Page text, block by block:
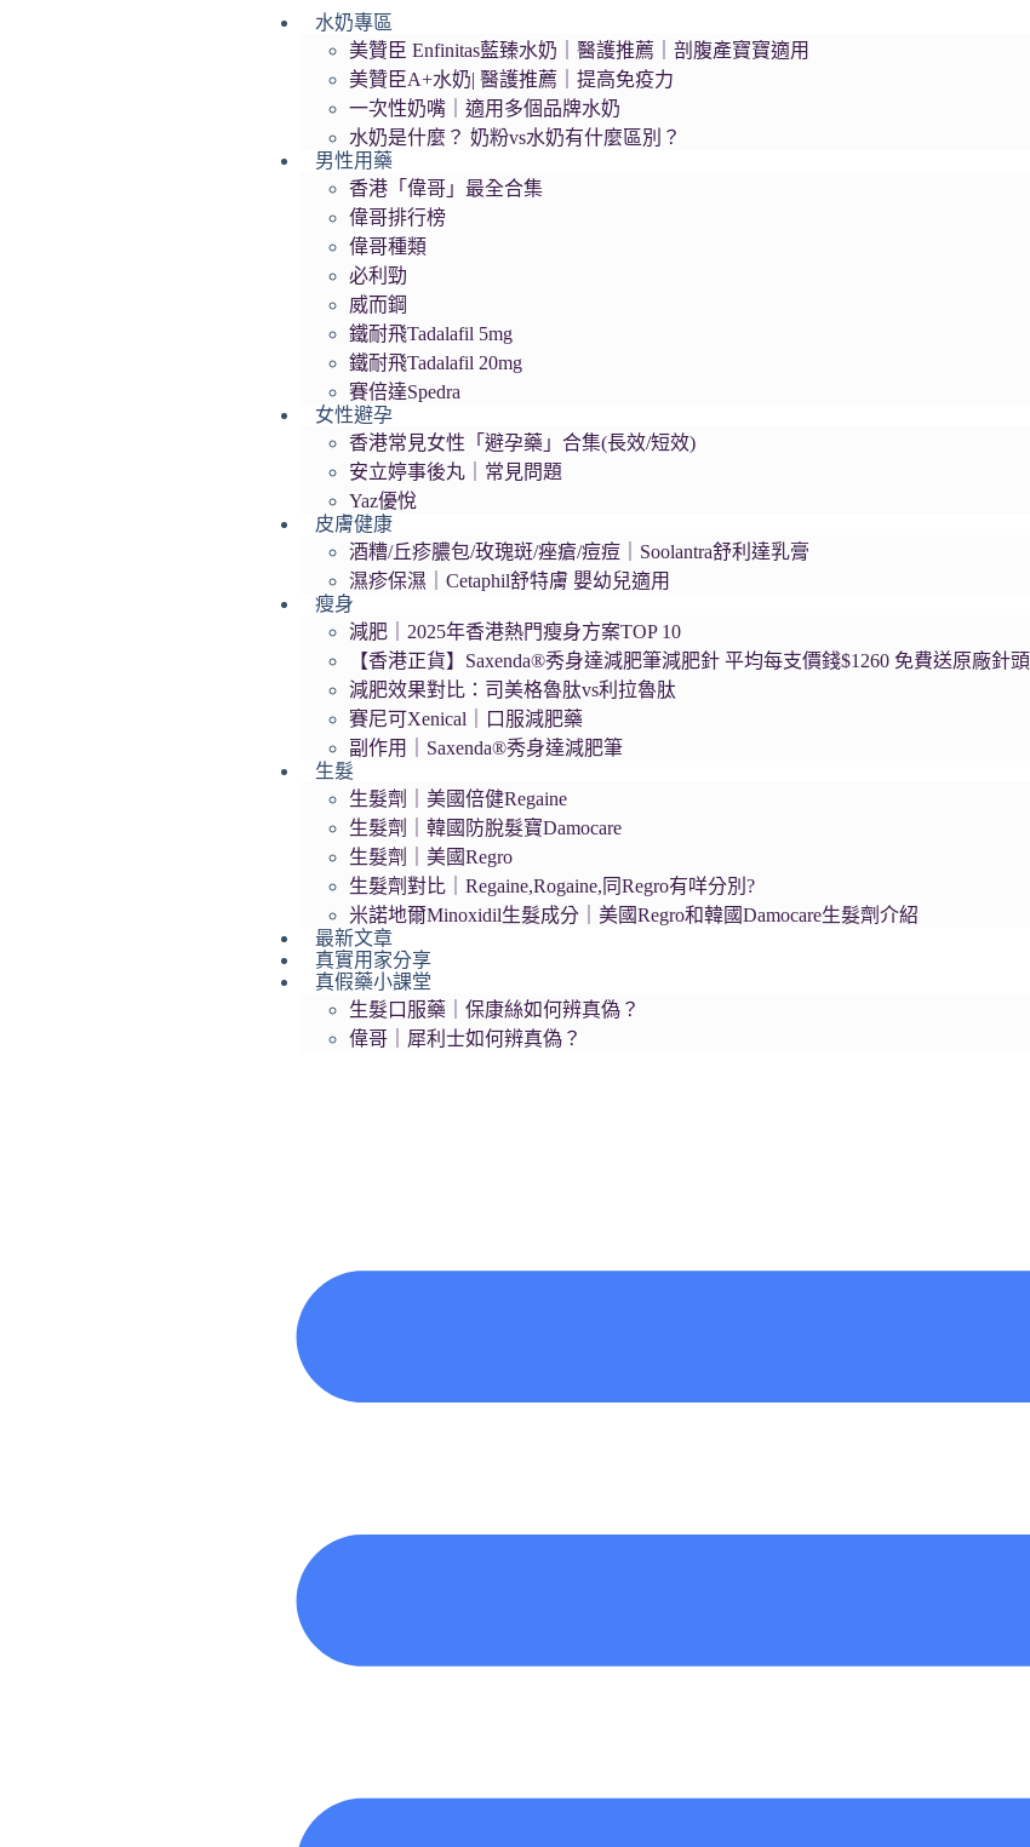
水奶專區
美贊臣 Enfinitas藍臻水奶｜醫護推薦｜剖腹產寶寶適用
美贊臣A+水奶| 醫護推薦｜提高免疫力
一次性奶嘴｜適用多個品牌水奶
水奶是什麼？ 奶粉vs水奶有什麼區別？
男性用藥
香港「偉哥」最全合集
偉哥排行榜
偉哥種類
必利勁
威而鋼
鐵耐飛Tadalafil 5mg
鐵耐飛Tadalafil 20mg
賽倍達Spedra
女性避孕
香港常見女性「避孕藥」合集(長效/短效)
安立婷事後丸｜常見問題
Yaz優悅
皮膚健康
酒糟/丘疹膿包/玫瑰斑/痤瘡/痘痘｜Soolantra舒利達乳膏
濕疹保濕｜Cetaphil舒特膚 嬰幼兒適用
瘦身
減肥｜2025年香港熱門瘦身方案TOP 10
【香港正貨】Saxenda®秀身達減肥筆減肥針 平均每支價錢$1260 免費送原廠針頭
減肥效果對比：司美格魯肽vs利拉魯肽
賽尼可Xenical｜口服減肥藥
副作用｜Saxenda®秀身達減肥筆
生髮
生髮劑｜美國倍健Regaine
生髮劑｜韓國防脫髮寶Damocare
生髮劑｜美國Regro
生髮劑對比｜Regaine,Rogaine,同Regro有咩分別?
米諾地爾Minoxidil生髮成分｜美國Regro和韓國Damocare生髮劑介紹
最新文章
真實用家分享
真假藥小課堂
生髮口服藥｜保康絲如何辨真偽？
偉哥｜犀利士如何辨真偽？